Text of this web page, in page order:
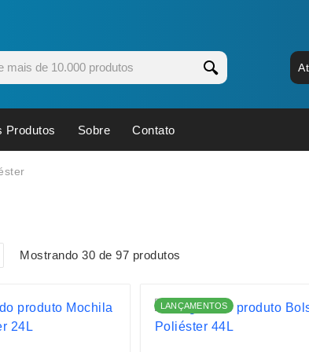
Espelhos
Esporte e Jogos
Kit Queijo
Produtos Sobre Contato
Mostrando 30 de 97 produtos
LANÇAMENTOS